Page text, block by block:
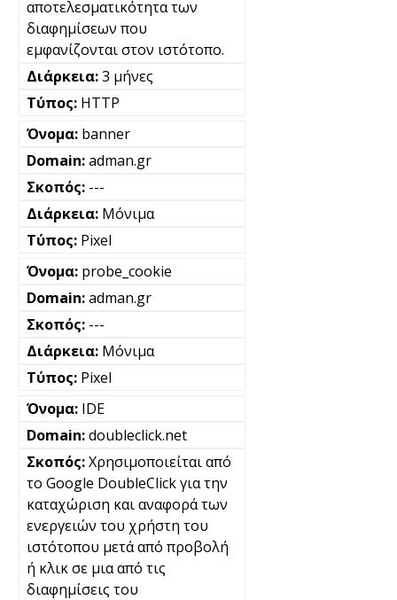
αποτελεσματικότητα των
διαφημίσεων που
εμφανίζονται στον ιστότοπο.
3 μήνες
HTTP
banner
adman.gr
---
Μόνιμα
Pixel
probe_cookie
adman.gr
---
Μόνιμα
Pixel
IDE
doubleclick.net
Χρησιμοποιείται από
το Google DoubleClick για την
καταχώριση και αναφορά των
ενεργειών του χρήστη του
ιστότοπου μετά από προβολή
ή κλικ σε μια από τις
διαφημίσεις του